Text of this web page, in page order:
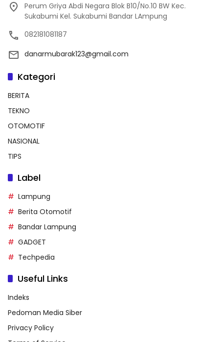
Perum Griya Abdi Negara Blok B10/No.10 BW Kec.
Sukabumi Kel. Sukabumi Bandar LAmpung
082181081187
danarmubarak123@gmail.com
Kategori
BERITA
TEKNO
OTOMOTIF
NASIONAL
TIPS
Label
Lampung
Berita Otomotif
Bandar Lampung
GADGET
Techpedia
Useful Links
Indeks
Pedoman Media Siber
Privacy Policy